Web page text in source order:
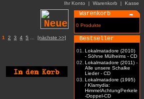
Ihr Konto | Warenkorb | Kasse
1 2 3 4 5 [nächste >>]
Warenkorb
0 Produkte
Bestseller
01.
Lokalmatadore (2010)
- Söhne Mülheims - CD
02. Lokalmatadore (2011) -
Alle unsere Schalke
Lieder - CD
03. Lokalmatadore (1995)
/ Klamydia:
HimmelAchtungPerkele
-Doppel-CD